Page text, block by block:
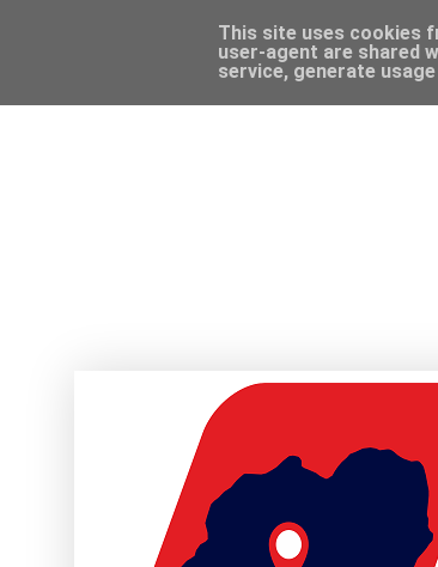
This site uses cookies
user-agent are shared
service, generate